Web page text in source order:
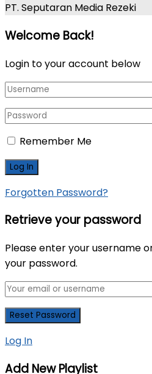
PT. Seputaran Media Rezeki
Welcome Back!
Login to your account below
Remember Me
Forgotten Password?
Retrieve your password
Please enter your username
your password.
Log In
Add New Playlist